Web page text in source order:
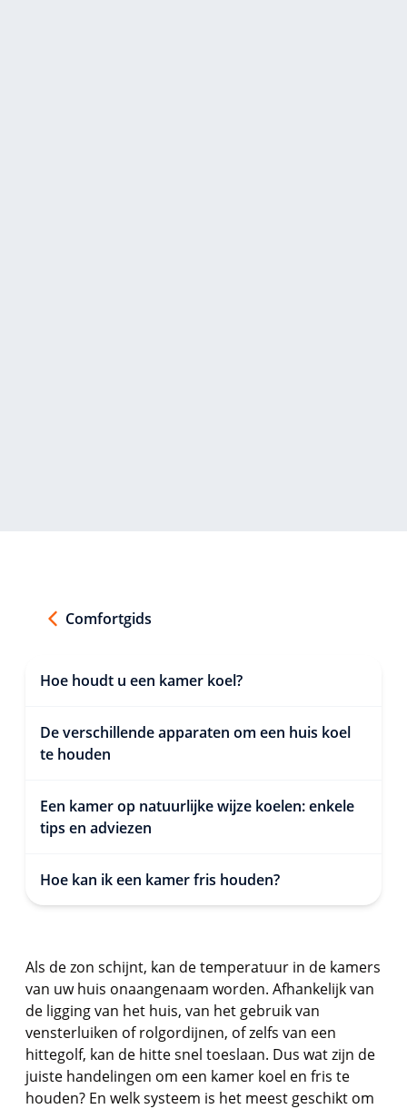
Comfortgids
Hoe houdt u een kamer koel?
De verschillende apparaten om een huis koel
te houden
Een kamer op natuurlijke wijze koelen: enkele
tips en adviezen
Hoe kan ik een kamer fris houden?
Als de zon schijnt, kan de temperatuur in de kamers
van uw huis onaangenaam worden. Afhankelijk van
de ligging van het huis, van het gebruik van
vensterluiken of rolgordijnen, of zelfs van een
hittegolf, kan de hitte snel toeslaan. Dus wat zijn de
juiste handelingen om een kamer koel en fris te
houden? En welk systeem is het meest geschikt om